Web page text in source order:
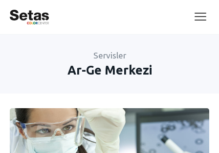
Servisler
Ar-Ge Merkezi